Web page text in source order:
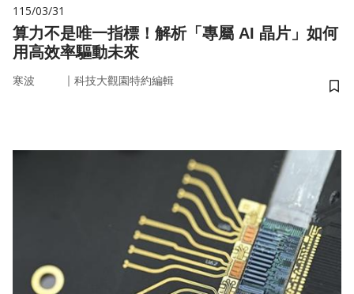
115/03/31
算力不是唯一指標！解析「專屬 AI 晶片」如何
用高效率驅動未來
寒波 ｜ 科技大觀園特約編輯
儲